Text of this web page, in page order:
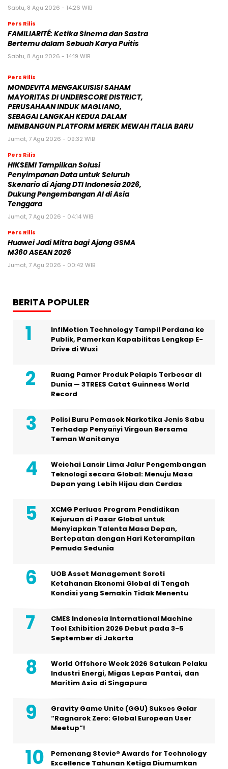
Sabtu, 8 Agu 2026 - 14:26 WIB
Pers Rilis
FAMILIARITÉ: Ketika Sinema dan Sastra
Bertemu dalam Sebuah Karya Puitis
Sabtu, 8 Agu 2026 - 14:19 WIB
Pers Rilis
MONDEVITA MENGAKUISISI SAHAM
MAYORITAS DI UNDERSCORE DISTRICT,
PERUSAHAAN INDUK MAGLIANO,
SEBAGAI LANGKAH KEDUA DALAM
MEMBANGUN PLATFORM MEREK MEWAH ITALIA BARU
Jumat, 7 Agu 2026 - 09:32 WIB
Pers Rilis
HIKSEMI Tampilkan Solusi
Penyimpanan Data untuk Seluruh
Skenario di Ajang DTI Indonesia 2026,
Dukung Pengembangan AI di Asia
Tenggara
Jumat, 7 Agu 2026 - 04:14 WIB
Pers Rilis
Huawei Jadi Mitra bagi Ajang GSMA
M360 ASEAN 2026
Jumat, 7 Agu 2026 - 00:42 WIB
BERITA POPULER
InfiMotion Technology Tampil Perdana ke
Publik, Pamerkan Kapabilitas Lengkap E-
Drive di Wuxi
Ruang Pamer Produk Pelapis Terbesar di
Dunia — 3TREES Catat Guinness World
Record
Polisi Buru Pemasok Narkotika Jenis Sabu
Terhadap Penyan̈yi Virgoun Bersama
Teman Wanitanya
Weichai Lansir Lima Jalur Pengembangan
Teknologi secara Global: Menuju Masa
Depan yang Lebih Hijau dan Cerdas
XCMG Perluas Program Pendidikan
Kejuruan di Pasar Global untuk
Menyiapkan Talenta Masa Depan,
Bertepatan dengan Hari Keterampilan
Pemuda Sedunia
UOB Asset Management Soroti
Ketahanan Ekonomi Global di Tengah
Kondisi yang Semakin Tidak Menentu
CMES Indonesia International Machine
Tool Exhibition 2026 Debut pada 3-5
September di Jakarta
World Offshore Week 2026 Satukan Pelaku
Industri Energi, Migas Lepas Pantai, dan
Maritim Asia di Singapura
Gravity Game Unite (GGU) Sukses Gelar
“Ragnarok Zero: Global European User
Meetup”!
Pemenang Stevie® Awards for Technology
Excellence Tahunan Ketiga Diumumkan